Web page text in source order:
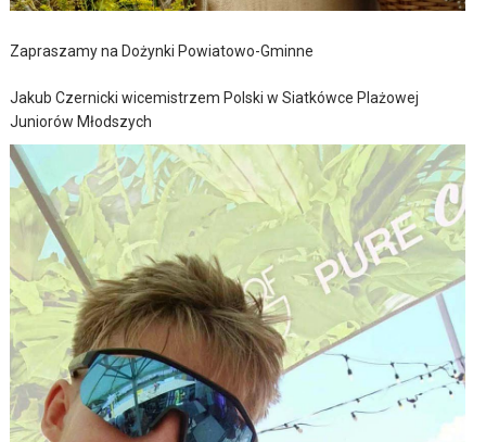
Zapraszamy na Dożynki Powiatowo-Gminne
Jakub Czernicki wicemistrzem Polski w Siatkówce Plażowej
Juniorów Młodszych